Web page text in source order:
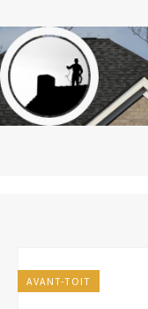
AVANT-TOIT